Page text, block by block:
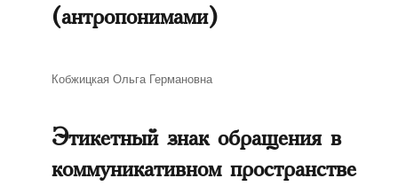
(антропонимами)
Автор
Кобжицкая Ольга Германовна
Этикетный знак обращения в
коммуникативном пространстве